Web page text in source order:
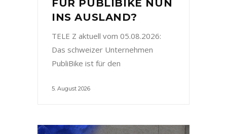
FÜR PUBLIBIKE NUN
INS AUSLAND?
TELE Z aktuell vom 05.08.2026:
Das schweizer Unternehmen
PubliBike ist für den
5. August 2026